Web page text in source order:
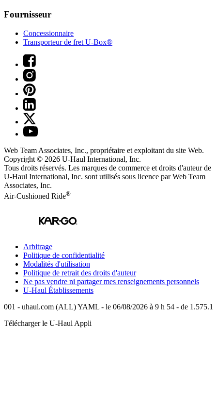
Fournisseur
Concessionnaire
Transporteur de fret U-Box®
Web Team Associates, Inc., propriétaire et exploitant du site Web.
Copyright © 2026 U-Haul International, Inc.
Tous droits réservés. Les marques de commerce et droits d'auteur de
U-Haul International, Inc. sont utilisés sous licence par Web Team
Associates, Inc.
Air-Cushioned Ride®
Arbitrage
Politique de confidentialité
Modalités d'utilisation
Politique de retrait des droits d'auteur
Ne pas vendre ni partager mes renseignements personnels
U-Haul Établissements
001 - uhaul.com (ALL) YAML - le 06/08/2026 à 9 h 54 - de 1.575.1
Télécharger le U-Haul Appli